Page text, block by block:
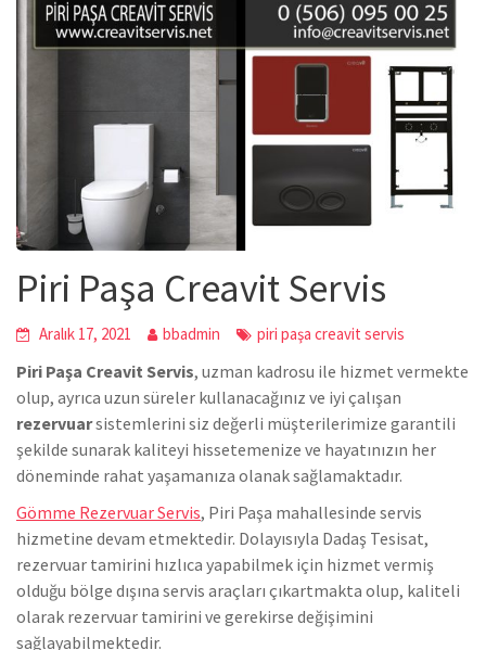
Piri Paşa Creavit Servis
Aralık 17, 2021 bbadmin piri paşa creavit servis
Piri Paşa Creavit Servis, uzman kadrosu ile hizmet vermekte
olup, ayrıca uzun süreler kullanacağınız ve iyi çalışan
rezervuarsistemlerini siz değerli müşterilerimize garantili
şekilde sunarak kaliteyi hissetemenize ve hayatınızın her
döneminde rahat yaşamanıza olanak sağlamaktadır.
Gömme Rezervuar Servis, Piri Paşa mahallesinde servis
hizmetine devam etmektedir. Dolayısıyla Dadaş Tesisat,
rezervuar tamirini hızlıca yapabilmek için hizmet vermiş
olduğu bölge dışına servis araçları çıkartmakta olup, kaliteli
olarak rezervuar tamirini ve gerekirse değişimini
sağlayabilmektedir.